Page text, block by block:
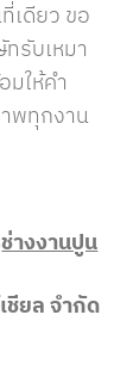
เดียว ขอ
รับเหมา
ให้คำ
พทุกงาน
ช่างงานปูน
ยล จำกัด